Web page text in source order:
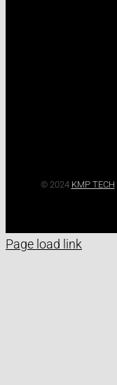
© 2024 KMP TECH
Page load link